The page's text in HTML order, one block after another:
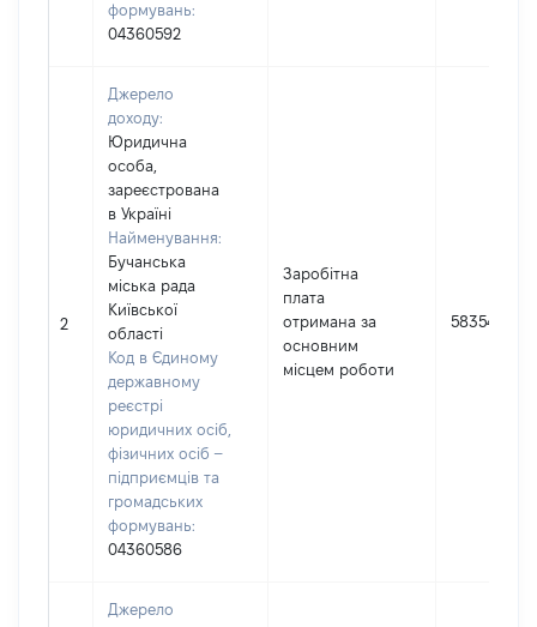
формувань:
04360592
2
Джерело
доходу:
Юридична
особа,
зареєстрована
в Україні
Найменування:
Бучанська
міська рада
Київської
області
Код в Єдиному
державному
реєстрі
юридичних осіб,
фізичних осіб –
підприємців та
громадських
формувань:
04360586
Заробітна
плата
отримана за
основним
місцем роботи
58354
Джерело